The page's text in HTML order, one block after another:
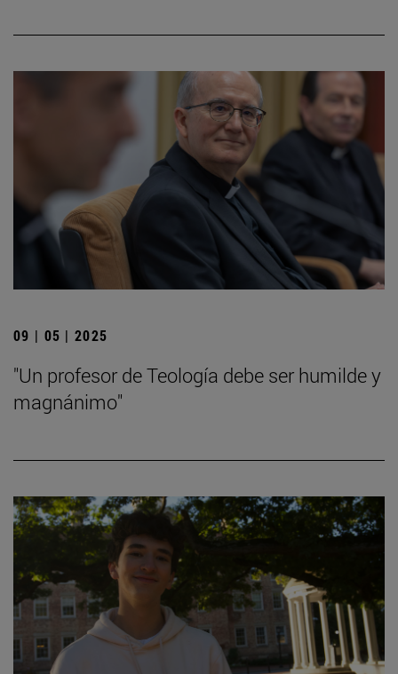
09 | 05 | 2025
"Un profesor de Teología debe ser humilde y
magnánimo"